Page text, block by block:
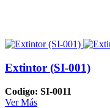
Extintor (SI-001)
Codigo: SI-0011
Ver Más